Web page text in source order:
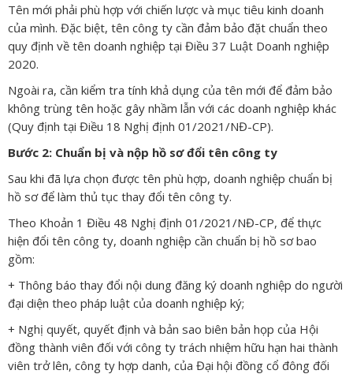
Tên mới phải phù hợp với chiến lược và mục tiêu kinh doanh
của mình. Đặc biệt, tên công ty cần đảm bảo đặt chuẩn theo
quy định về tên doanh nghiệp tại Điều 37 Luật Doanh nghiệp
2020.
Ngoài ra, cần kiểm tra tính khả dụng của tên mới để đảm bảo
không trùng tên hoặc gây nhầm lẫn với các doanh nghiệp khác
(Quy định tại Điều 18 Nghị định 01/2021/NĐ-CP).
Bước 2: Chuẩn bị và nộp hồ sơ đổi tên công ty
Sau khi đã lựa chọn được tên phù hợp, doanh nghiệp chuẩn bị
hồ sơ để làm thủ tục thay đổi tên công ty.
Theo Khoản 1 Điều 48 Nghị định 01/2021/NĐ-CP, để thực
hiện đổi tên công ty, doanh nghiệp cần chuẩn bị hồ sơ bao
gồm:
+ Thông báo thay đổi nội dung đăng ký doanh nghiệp do người
đại diện theo pháp luật của doanh nghiệp ký;
+ Nghị quyết, quyết định và bản sao biên bản họp của Hội
đồng thành viên đối với công ty trách nhiệm hữu hạn hai thành
viên trở lên, công ty hợp danh, của Đại hội đồng cổ đông đối